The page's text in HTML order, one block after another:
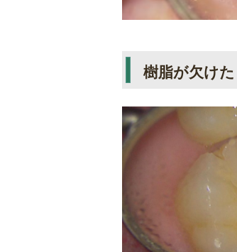
樹脂が欠け